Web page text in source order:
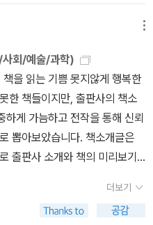
바뀌어도 그 핵심 개념은 별반
때때로 기억상실을 앓는 것처
러울 정도로 많을 뿐 아니라 과
이 오늘날의 연구에 놀라울 만
다.”(p. 14) 책을 마무리하면서
표현한 은유는 무엇일까 하고
것을 보존하는 놀라운 도구”,
.(p. 317) 밀랍층에 새겨진 흔
랍층에 새겨진 기록은 볼 수 없
로운 종이 위에 새롭게 쓰이는
없이 공연을 관람했다. 연극을
억에 남을만한 연극이라고 말하
있으며, 연출가 자신의 이야
과 기억의 예술이므로, 이 연극
연극 속에서 기억의 문제를 성
출가는 시를 암송하는 행사를
못한 어려움을 해결하기 위해,
적 자신이 살던 퀘벡(Quebec
는 '기억의 궁전'으로 삼는다. 그
생생히 남아있는 어릴 적 가족
기억의 문제에 접근해나간다.
사회/예술/과학)
을 읽는 기쁨 못지않게 행복한
한 책들이지만, 출판사의 책소
하게 가늠하고 전작을 통해 신뢰
뽑아보았습니다. 책소개글은
출판사 소개와 책의 미리보기
09-16)[세상물정의 사회학]
물리학]에 눈길이 가지 않을 리
더보기